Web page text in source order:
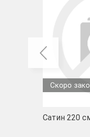
Скоро
Сатин 220